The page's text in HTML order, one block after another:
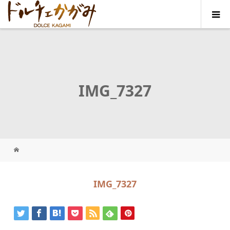
IMG_7327
IMG_7327